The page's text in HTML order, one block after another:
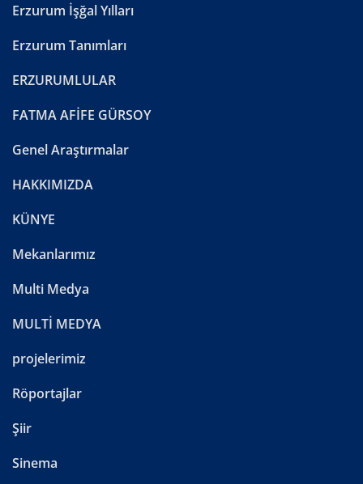
Erzurum İşğal Yılları
Erzurum Tanımları
ERZURUMLULAR
FATMA AFİFE GÜRSOY
Genel Araştırmalar
HAKKIMIZDA
KÜNYE
Mekanlarımız
Multi Medya
MULTİ MEDYA
projelerimiz
Röportajlar
Şiir
Sinema